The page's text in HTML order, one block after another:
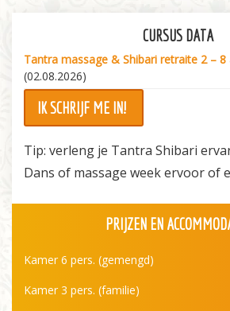
CURSUS DATA
Tantra massage & Shibari retraite 2 – 8
(02.08.2026)
IK SCHRIJF ME IN!
Tip: verleng je Tantra Shibari
Dans of massage week ervoor of
PRIJZEN EN
Kamer 6 pers. (gemengd)
Kamer 3 pers. (familie)